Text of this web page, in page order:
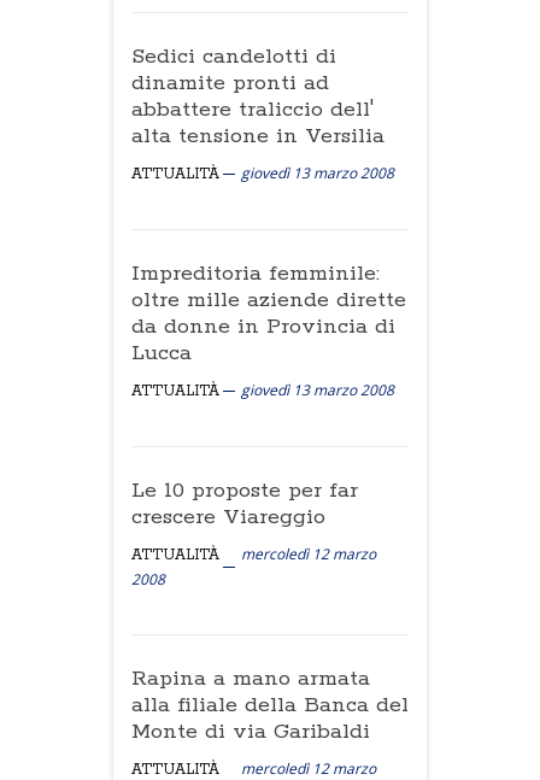
Sedici candelotti di
dinamite pronti ad
abbattere traliccio dell'
alta tensione in Versilia
ATTUALITÀ giovedì 13 marzo 2008
Impreditoria femminile:
oltre mille aziende dirette
da donne in Provincia di
Lucca
ATTUALITÀ giovedì 13 marzo 2008
Le 10 proposte per far
crescere Viareggio
ATTUALITÀ
mercoledì 12 marzo
2008
Rapina a mano armata
alla filiale della Banca del
Monte di via Garibaldi
ATTUALITÀ
mercoledì 12 marzo